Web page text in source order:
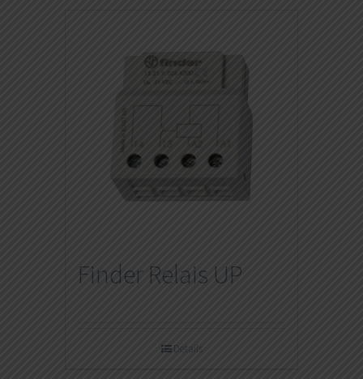
Finder Relais UP
Details